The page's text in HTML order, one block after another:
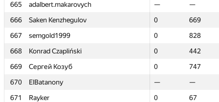
665
adalbert.makarovych —
—
666
Saken Kenzhegulov 0
669
667
semgold1999 0
828
668
Konrad Czapliński 0
442
669
Сергей Козуб 0
747
670
ElBatanony —
—
671
Rayker 0
67
665
adalbert.makarovych —
—
666
Saken Kenzhegulov 0
669
667
semgold1999 0
828
668
Konrad Czapliński 0
442
669
Сергей Козуб 0
747
670
ElBatanony —
—
671
Rayker 0
67